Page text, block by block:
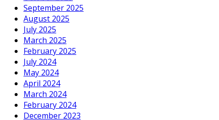
September 2025
August 2025
July 2025
March 2025
February 2025
July 2024
May 2024
April 2024
March 2024
February 2024
December 2023